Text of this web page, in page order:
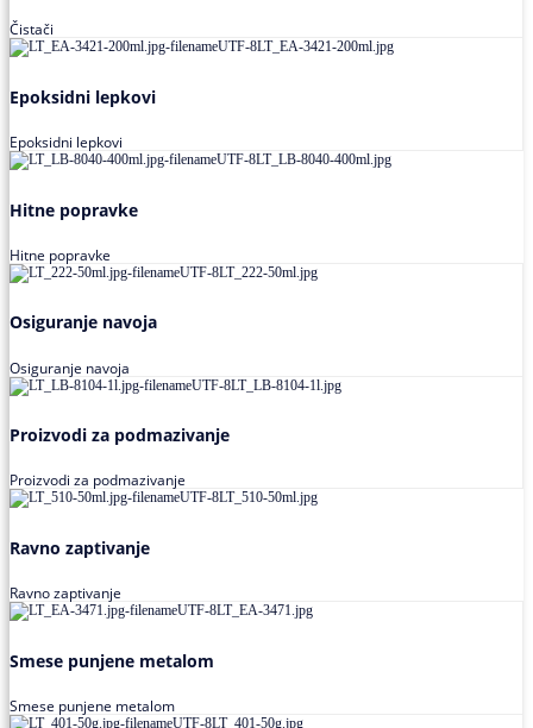
Čistači
Epoksidni lepkovi
Epoksidni lepkovi
Hitne popravke
Hitne popravke
Osiguranje navoja
Osiguranje navoja
Proizvodi za podmazivanje
Proizvodi za podmazivanje
Ravno zaptivanje
Ravno zaptivanje
Smese punjene metalom
Smese punjene metalom